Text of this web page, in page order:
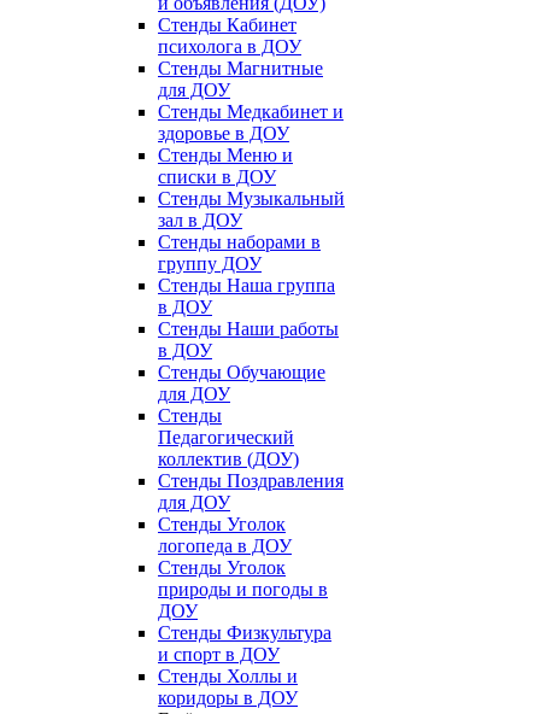
Стенды Кабинет
психолога в ДОУ
Стенды Магнитные
для ДОУ
Стенды Медкабинет и
здоровье в ДОУ
Стенды Меню и
списки в ДОУ
Стенды Музыкальный
зал в ДОУ
Стенды наборами в
группу ДОУ
Стенды Наша группа
в ДОУ
Стенды Наши работы
в ДОУ
Стенды Обучающие
для ДОУ
Стенды
Педагогический
коллектив (ДОУ)
Стенды Поздравления
для ДОУ
Стенды Уголок
логопеда в ДОУ
Стенды Уголок
природы и погоды в
ДОУ
Стенды Физкультура
и спорт в ДОУ
Стенды Холлы и
коридоры в ДОУ